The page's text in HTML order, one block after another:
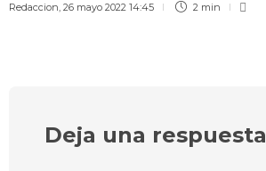
Redaccion, 26 mayo 2022 14:45 2 min
Deja una respuesta